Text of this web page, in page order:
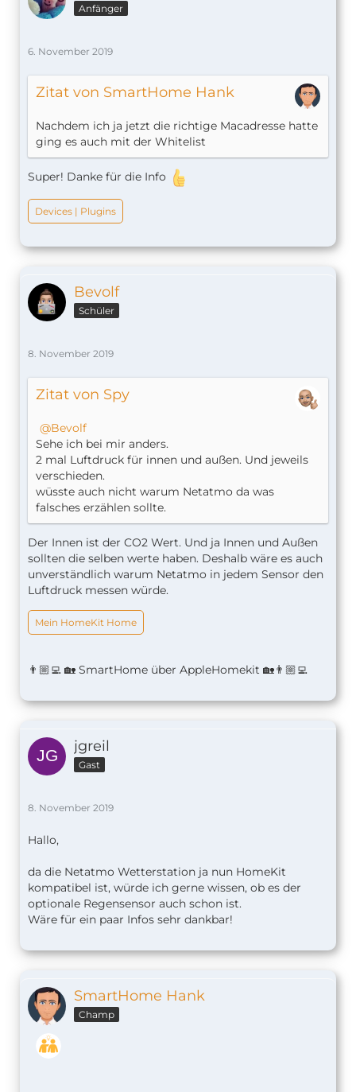
Anfänger
6. November 2019
Zitat von SmartHome Hank
Nachdem ich ja jetzt die richtige Macadresse hatte
ging es auch mit der Whitelist
Super! Danke für die Info
Devices | Plugins
Bevolf
Schüler
8. November 2019
Zitat von Spy
Bevolf
Sehe ich bei mir anders.
2 mal Luftdruck für innen und außen. Und jeweils
verschieden.
wüsste auch nicht warum Netatmo da was
falsches erzählen sollte.
Der Innen ist der CO2 Wert. Und ja Innen und Außen
sollten die selben werte haben. Deshalb wäre es auch
unverständlich warum Netatmo in jedem Sensor den
Luftdruck messen würde.
Mein HomeKit Home
👨🏼‍💻 🏡 SmartHome über AppleHomekit 🏡👨🏼‍💻
jgreil
Gast
8. November 2019
Hallo,
da die Netatmo Wetterstation ja nun HomeKit
kompatibel ist, würde ich gerne wissen, ob es der
optionale Regensensor auch schon ist.
Wäre für ein paar Infos sehr dankbar!
SmartHome Hank
Champ